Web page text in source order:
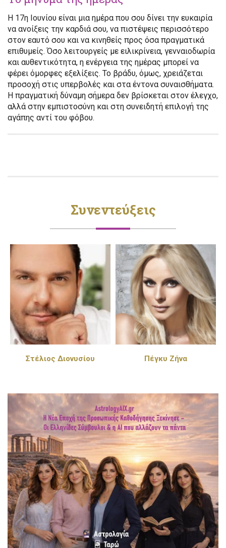
Η 17η Ιουνίου είναι μια ημέρα που σου δίνει την ευκαιρία
να ανοίξεις την καρδιά σου, να πιστέψεις περισσότερο
στον εαυτό σου και να κινηθείς προς όσα πραγματικά
επιθυμείς. Όσο λειτουργείς με ειλικρίνεια, γενναιοδωρία
και αυθεντικότητα, η ενέργεια της ημέρας μπορεί να
φέρει όμορφες εξελίξεις. Το βράδυ, όμως, χρειάζεται
προσοχή στις υπερβολές και στα έντονα συναισθήματα.
Η πραγματική δύναμη σήμερα δεν βρίσκεται στον έλεγχο,
αλλά στην εμπιστοσύνη και στη συνειδητή επιλογή της
αγάπης αντί του φόβου.
Συνεντεύξεις
Στέλιος Διονυσίου Πέγκυ Ζήνα